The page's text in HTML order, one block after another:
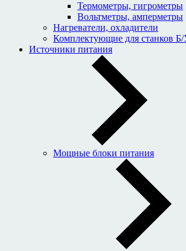
Термометры, гигрометры
Вольтметры, амперметры
Нагреватели, охладители
Комплектующие для станков
Источники питания
Мощные блоки питания